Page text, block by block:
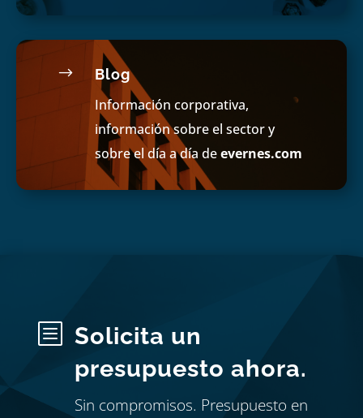
$ Blog
Información corporativa,
información sobre el sector y
sobre el día a día deevernes.com
b
Solicita un
presupuesto ahora.
Sin compromisos. Presupuesto en